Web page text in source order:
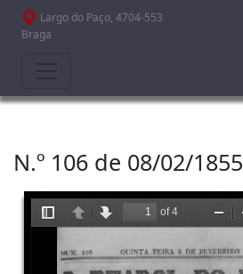
Passar para o conteúdo principal
Largo do Paço, 4704-553
Braga
N.º 106 de 08/02/1855